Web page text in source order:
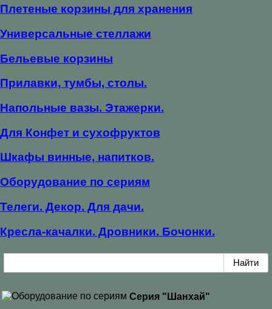
Плетеные корзины для хранения
Универсальные стеллажи
Бельевые корзины
Прилавки, тумбы, столы.
Напольные вазы. Этажерки.
Для Конфет и сухофруктов
Шкафы винные, напитков.
Оборудование по сериям
Телеги. Декор. Для дачи.
Кресла-качалки. Дровники. Бочонки.
Серия "Шанхай"